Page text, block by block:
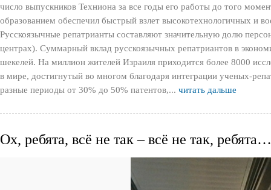
число выпускников Техниона за все годы его работы до того
образованием обеспечил быстрый взлет высокотехнологичных и
Русскоязычные репатрианты составляют значительную долю
центрах). Суммарный вклад русскоязычных репатриантов в
шекелей. На миллион жителей Израиля приходится более 8000
в мире, достигнутый во многом благодаря интеграции ученых-
разные периоды от 30% до 50% патентов,... читать дальше
Ох, ребята, всё не так – всё не так, ребята…